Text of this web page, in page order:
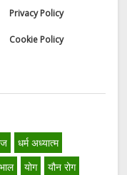
Privacy Policy
Cookie Policy
धर्म अध्यात्म
योग
यौन रोग